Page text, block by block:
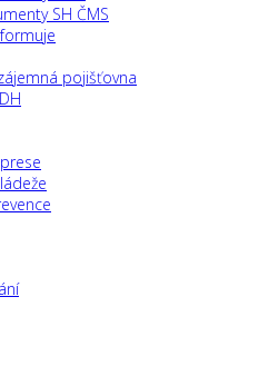
SH ČMS
pojišťovna